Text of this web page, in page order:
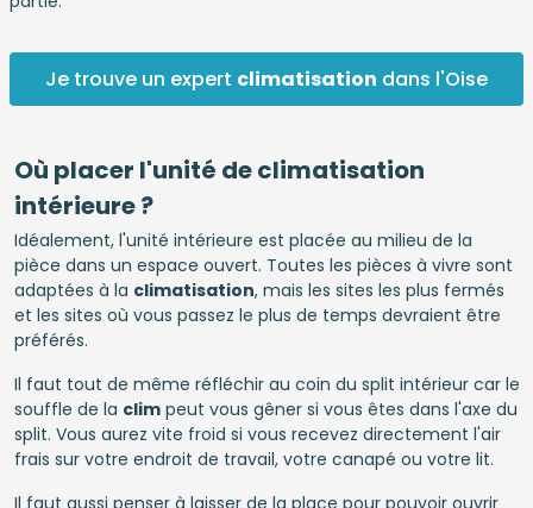
Je trouve un expert climatisation dans l'Oise
Où placer l'unité de climatisation
intérieure ?
Idéalement, l'unité intérieure est placée au milieu de la
pièce dans un espace ouvert. Toutes les pièces à vivre sont
adaptées à la climatisation, mais les sites les plus fermés
et les sites où vous passez le plus de temps devraient être
préférés.
Il faut tout de même réfléchir au coin du split intérieur car le
souffle de la climpeut vous gêner si vous êtes dans l'axe du
split. Vous aurez vite froid si vous recevez directement l'air
frais sur votre endroit de travail, votre canapé ou votre lit.